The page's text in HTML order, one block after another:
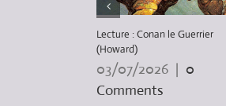
Lecture : Conan le Guerrier
(Howard)
03/07/2026 | 0
Comments